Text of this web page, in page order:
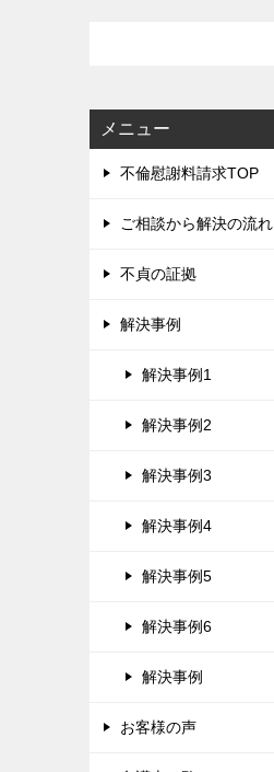
メニュー
不倫慰謝料請求TOP
ご相談から解決の流れ
不貞の証拠
解決事例
解決事例1
解決事例2
解決事例3
解決事例4
解決事例5
解決事例6
解決事例
お客様の声